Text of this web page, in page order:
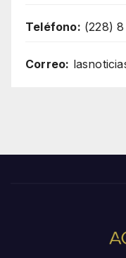
Teléfono: (228)
Correo: